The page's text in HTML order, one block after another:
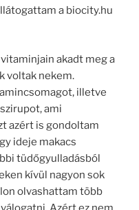
a biocity.hu
akadt meg a
voltak nekem.
illetve
ami
azért is gondoltam
ideje makacs
tüdőgyulladásból
kívül nagyon sok
olvashattam több